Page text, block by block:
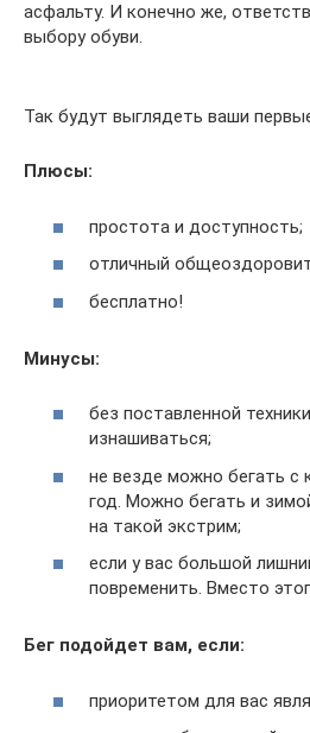
асфальту. И конечно же,
выбору обуви.
Так будут выглядеть ваши
Плюсы:
простота и доступность;
отличный
бесплатно!
Минусы:
без поставленной
изнашиваться;
не везде можно бегать с
год. Можно бегать и
на такой экстрим;
если у вас большой
повременить. Вместо
Бег подойдет вам, если:
приоритетом для вас